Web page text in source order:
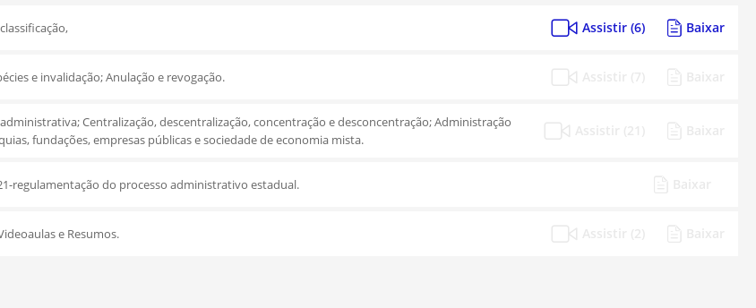
Assistir (6) Baixar
e invalidação; Anulação e revogação.
Centralização, descentralização, concentração e desconcentração; Administração
fundações, empresas públicas e sociedade de economia mista.
regulamentação do processo administrativo estadual.
e Resumos.